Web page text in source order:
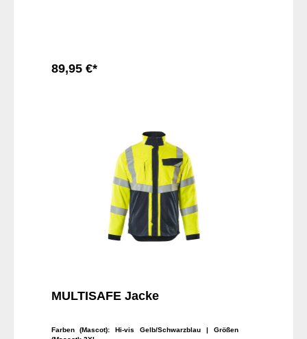
89,95 €*
MULTISAFE Jacke
Farben (Mascot): Hi-vis Gelb/Schwarzblau | Größen